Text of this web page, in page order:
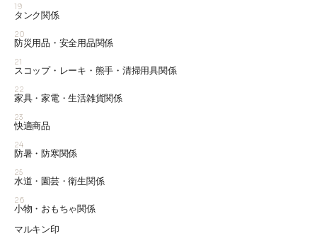
19
タンク関係
20
防災用品・安全用品関係
21
スコップ・レーキ・熊手・清掃用具関係
22
家具・家電・生活雑貨関係
23
快適商品
24
防暑・防寒関係
25
水道・園芸・衛生関係
26
小物・おもちゃ関係
マルキン印